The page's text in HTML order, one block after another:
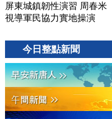
屏東城鎮韌性演習 周春米
視導軍民協力實地操演
今日整點新聞